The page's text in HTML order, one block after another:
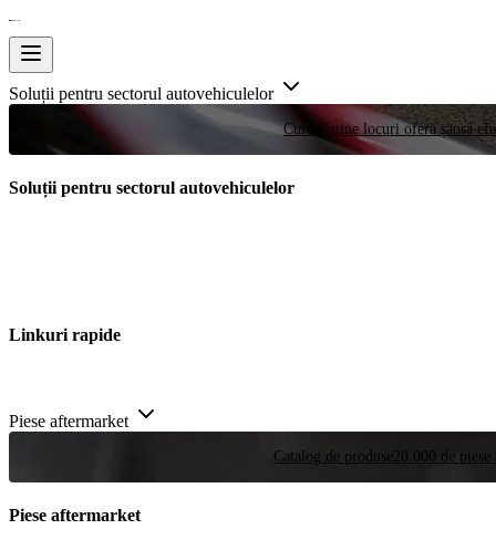
Soluții pentru sectorul autovehiculelor
Curse Puține locuri oferă șansa
Soluții pentru sectorul autovehiculelor
Linkuri rapide
Piese aftermarket
Catalog de produse 20.000 de
Piese aftermarket